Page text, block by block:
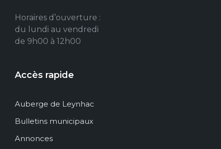
Horaires d’ouverture :
du lundi au vendredi
de 9h00 à 12h00
Accès rapide
Auberge de Leynhac
Bulletins municipaux
Annonces